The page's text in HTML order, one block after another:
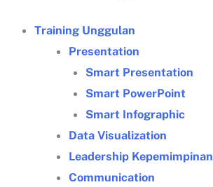
Training Unggulan
Presentation
Smart Presentation
Smart PowerPoint
Smart Infographic
Data Visualization
Leadership Kepemimpinan
Communication